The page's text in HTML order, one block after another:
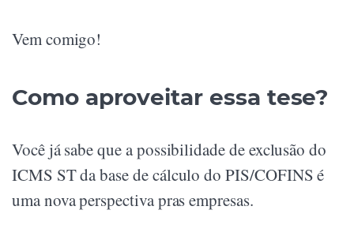
Vem comigo!
Como aproveitar essa tese?
Você já sabe que a possibilidade de exclusão do
ICMS ST da base de cálculo do PIS/COFINS é
uma nova perspectiva pras empresas.